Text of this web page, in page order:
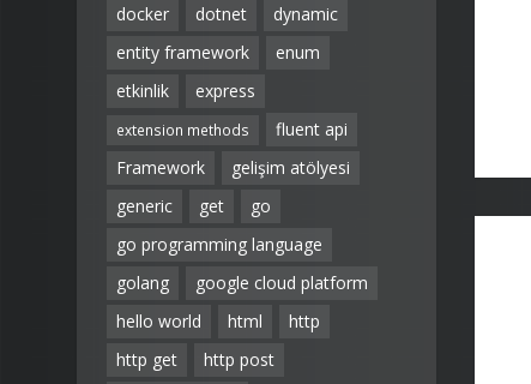
docker
dotnet
dynamic
entity framework
enum
etkinlik
express
extension methods
fluent api
Framework
gelişim atölyesi
generic
get
go
go programming language
golang
google cloud platform
hello world
html
http
http get
http post